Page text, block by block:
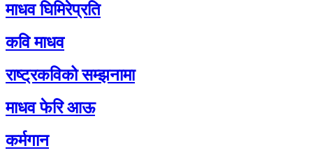
माधव घिमिरेप्रति
कवि माधव
राष्ट्रकविको सम्झनामा
माधव फेरि आऊ
कर्मगान